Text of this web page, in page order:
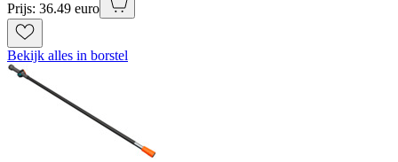
Prijs: 36.49 euro
Bekijk alles in borstel